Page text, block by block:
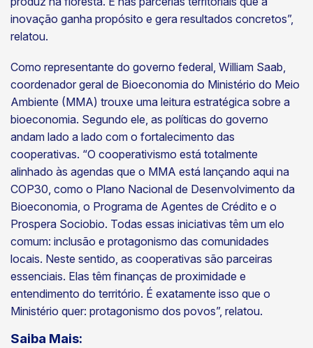
inovação ganha propósito e gera resultados concretos”,
relatou.
Como representante do governo federal, William Saab,
coordenador geral de Bioeconomia do Ministério do Meio
Ambiente (MMA) trouxe uma leitura estratégica sobre a
bioeconomia. Segundo ele, as políticas do governo
andam lado a lado com o fortalecimento das
cooperativas. “O cooperativismo está totalmente
alinhado às agendas que o MMA está lançando aqui na
COP30, como o Plano Nacional de Desenvolvimento da
Bioeconomia, o Programa de Agentes de Crédito e o
Prospera Sociobio. Todas essas iniciativas têm um elo
comum: inclusão e protagonismo das comunidades
locais. Neste sentido, as cooperativas são parceiras
essenciais. Elas têm finanças de proximidade e
entendimento do território. É exatamente isso que o
Ministério quer: protagonismo dos povos”, relatou.
Saiba Mais: